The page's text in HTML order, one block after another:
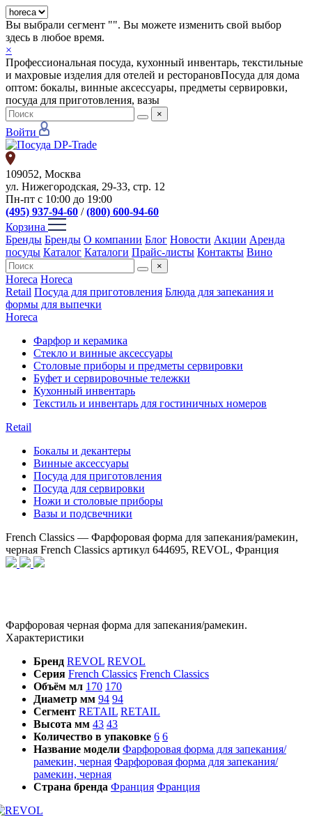
Вы выбрали сегмент "". Вы можете изменить свой выбор
здесь в любое время.
×
Профессиональная посуда, кухонный инвентарь, текстильные
и махровые изделия для отелей и ресторановПосуда для дома
оптом: бокалы, винные аксессуары, предметы сервировки,
посуда для приготовления, вазы
×
Войти
109052, Москва
ул. Нижегородская, 29-33, стр. 12
Пн-пт с 10:00 до 19:00
(495) 937-94-60 /(800) 600-94-60
Корзина
Бренды Бренды О компании Блог Новости Акции Аренда
посуды Каталог Каталоги Прайс-листы Контакты Вино
×
Horeca Horeca
Retail Посуда для приготовления Блюда для запекания и
формы для выпечки
Horeca
Фарфор и керамика
Стекло и винные аксессуары
Столовые приборы и предметы сервировки
Буфет и сервировочные тележки
Кухонный инвентарь
Текстиль и инвентарь для гостиничных номеров
Retail
Бокалы и декантеры
Винные аксессуары
Посуда для приготовления
Посуда для сервировки
Ножи и столовые приборы
Вазы и подсвечники
French Classics — Фарфоровая форма для запекания/рамекин,
черная French Classics артикул 644695, REVOL, Франция
Фарфоровая черная форма для запекания/рамекин.
Характеристики
Бренд REVOL REVOL
Серия French Classics French Classics
Объём мл 170 170
Диаметр мм 94 94
Сегмент RETAIL RETAIL
Высота мм 43 43
Количество в упаковке 6 6
Название модели Фарфоровая форма для запекания/
рамекин, черная Фарфоровая форма для запекания/
рамекин, черная
Страна бренда Франция Франция